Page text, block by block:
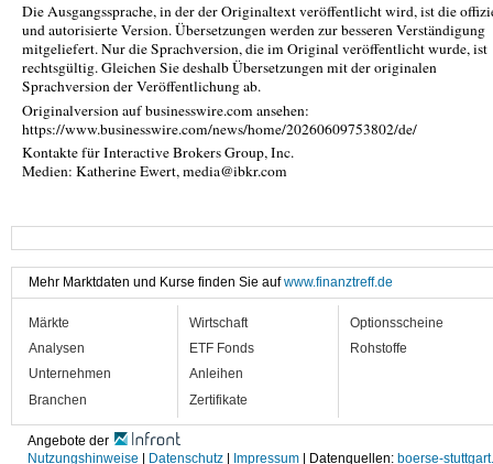
Die Ausgangssprache, in der der Originaltext veröffentlicht wird, ist die
und autorisierte Version. Übersetzungen werden zur besseren Verständigung
mitgeliefert. Nur die Sprachversion, die im Original veröffentlicht wurde, ist
rechtsgültig. Gleichen Sie deshalb Übersetzungen mit der originalen
Sprachversion der Veröffentlichung ab.
Originalversion auf businesswire.com ansehen:
https://www.businesswire.com/news/home/20260609753802/de/
Kontakte für Interactive Brokers Group, Inc.
Medien: Katherine Ewert, media@ibkr.com
Mehr Marktdaten und Kurse finden Sie aufwww.finanztreff.de
Märkte
Analysen
Unternehmen
Branchen
Wirtschaft
ETF Fonds
Anleihen
Zertifikate
Optionsscheine
Rohstoffe
Angebote der
Nutzungshinweise
Datenschutz Impressum | Datenquellen: boerse-